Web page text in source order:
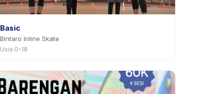
Basic
Bintaro Inline Skate
Usia 0–18